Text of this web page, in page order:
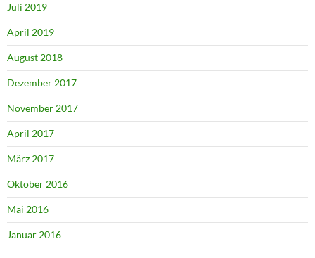
Juli 2019
April 2019
August 2018
Dezember 2017
November 2017
April 2017
März 2017
Oktober 2016
Mai 2016
Januar 2016